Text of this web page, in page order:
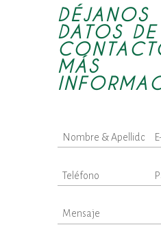
DÉJANOS
DATOS DE
MÁS